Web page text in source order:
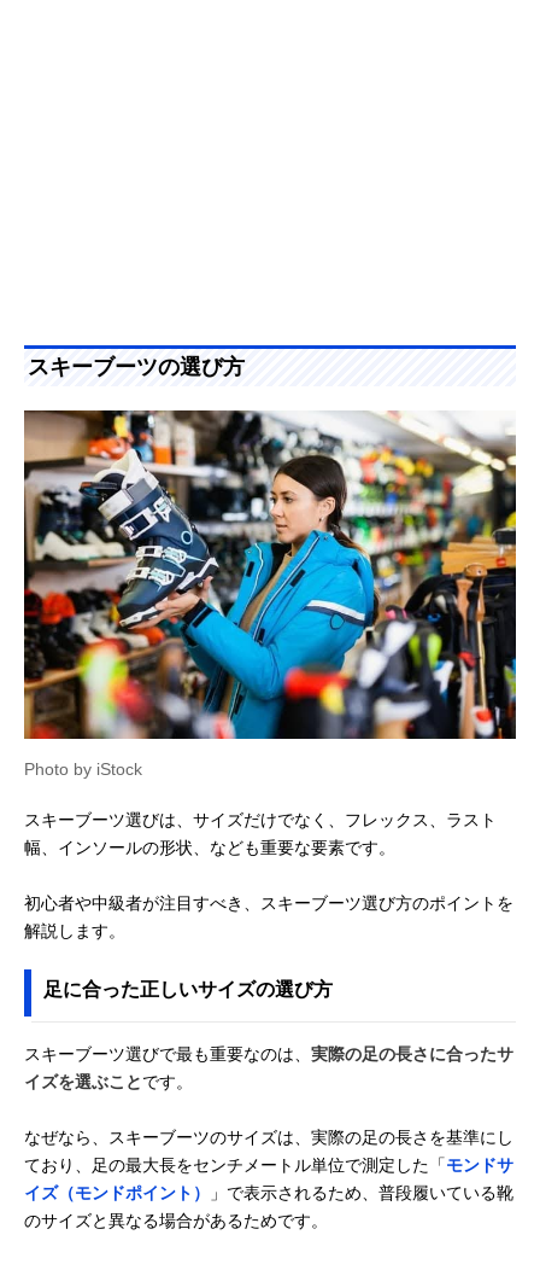
スキーブーツの選び方
Photo by iStock
スキーブーツ選びは、サイズだけでなく、フレックス、ラスト
幅、インソールの形状、なども重要な要素です。
初心者や中級者が注目すべき、スキーブーツ選び方のポイントを
解説します。
足に合った正しいサイズの選び方
スキーブーツ選びで最も重要なのは、 実際の足の長さに合ったサ
イズを選ぶことです。
なぜなら、スキーブーツのサイズは、実際の足の長さを基準にし
ており、足の最大長をセンチメートル単位で測定した「モンドサ
イズ（モンドポイント）
」で表示されるため、普段履いている靴
のサイズと異なる場合があるためです。